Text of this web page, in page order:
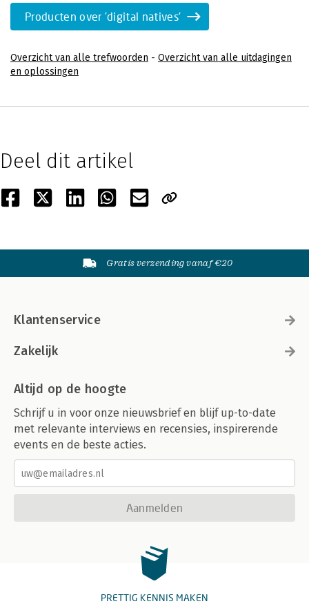
Producten over 'digital natives'
Overzicht van alle trefwoorden - Overzicht van alle uitdagingen
en oplossingen
Deel dit artikel
Gratis verzending vanaf €20
Klantenservice
Zakelijk
Altijd op de hoogte
Schrijf u in voor onze nieuwsbrief en blijf up-to-date
met relevante interviews en recensies, inspirerende
events en de beste acties.
Aanmelden
PRETTIG KENNIS MAKEN